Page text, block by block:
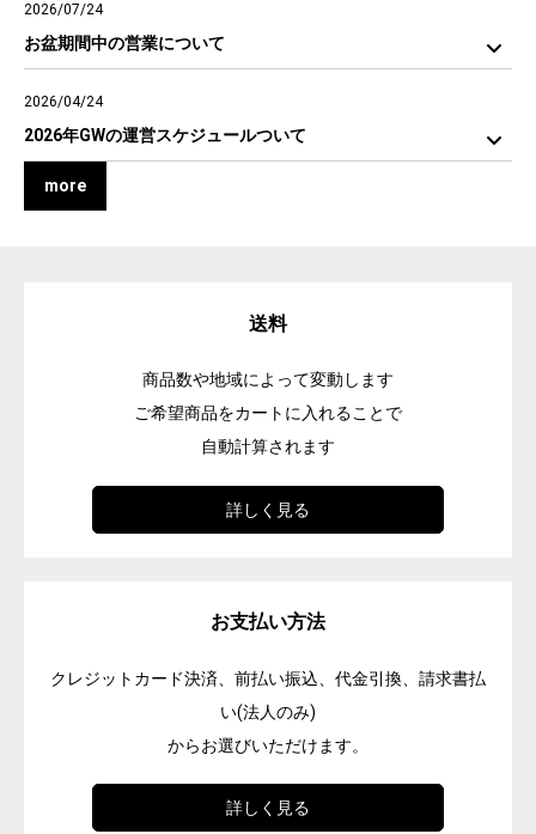
2026/07/24
お盆期間中の営業について
2026/04/24
2026年GWの運営スケジュールついて
more
送料
商品数や地域によって変動します
ご希望商品をカートに入れることで
自動計算されます
詳しく見る
お支払い方法
クレジットカード決済、前払い振込、代金引換、請求書払
い(法人のみ)
からお選びいただけます。
詳しく見る